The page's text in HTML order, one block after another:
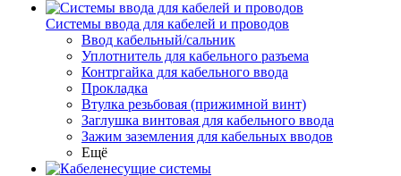
Системы ввода для кабелей и проводов
Ввод кабельный/сальник
Уплотнитель для кабельного разъема
Контргайка для кабельного ввода
Прокладка
Втулка резьбовая (прижимной винт)
Заглушка винтовая для кабельного ввода
Зажим заземления для кабельных вводов
Ещё